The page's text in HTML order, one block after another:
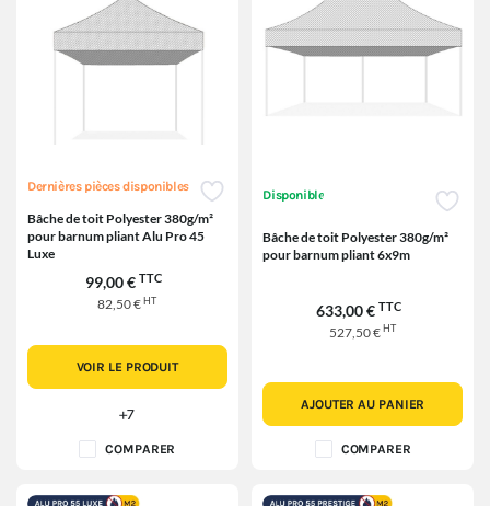
Dernières pièces disponibles
Bâche de toit Polyester 380g/m²
pour barnum pliant Alu Pro 45
Luxe
99,00 € TTC
82,50 €HT
VOIR LE PRODUIT
+7
COMPARER
Disponible
Bâche de toit Polyester 380g/m²
pour barnum pliant 6x9m
633,00 € TTC
527,50 €HT
AJOUTER AU PANIER
COMPARER